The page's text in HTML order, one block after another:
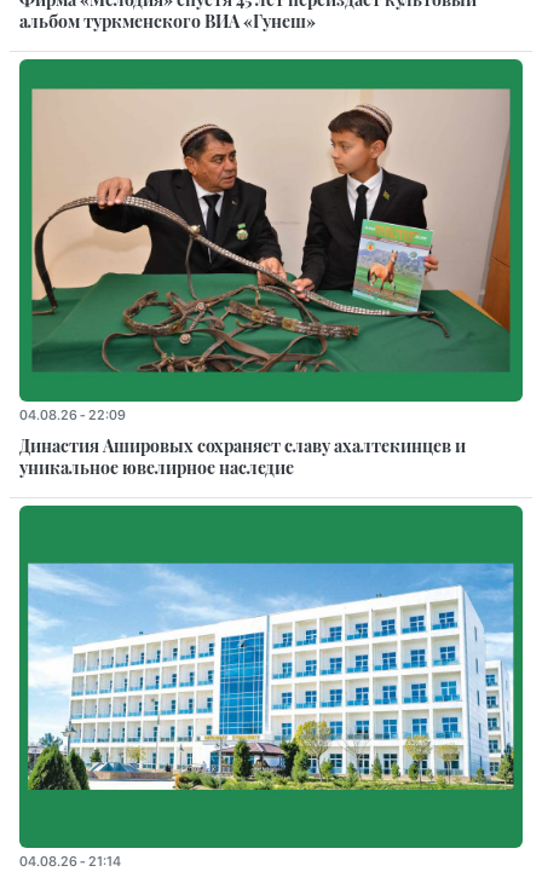
альбом туркменского ВИА «Гунеш»
04.08.26 - 22:09
Династия Ашировых сохраняет славу ахалтекинцев и
уникальное ювелирное наследие
04.08.26 - 21:14